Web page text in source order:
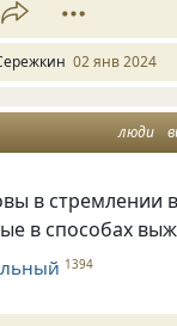
02 янв 2024
люди
в стремлении
в способах
1394